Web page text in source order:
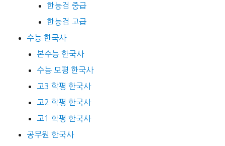
한능검 중급
한능검 고급
수능 한국사
본수능 한국사
수능 모평 한국사
고3 학평 한국사
고2 학평 한국사
고1 학평 한국사
공무원 한국사